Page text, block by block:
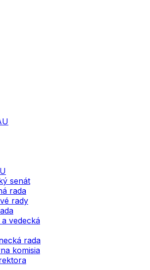
senát
rada
rady
vedecká
rada
komisia